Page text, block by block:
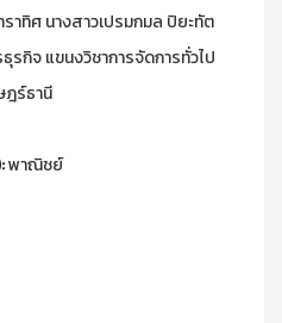
าทิศ นางสาวเปรมกมล ปิยะทัต
รกิจ แขนงวิชาการจัดการทั่วไป
ฎร์ธานี
พาณิชย์